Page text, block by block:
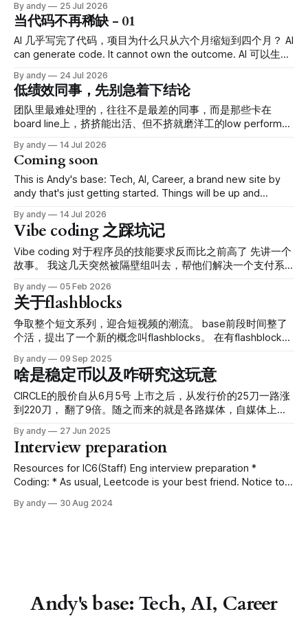
打开
几乎写完了代码，项目为什么只从六个月缩短到四个月？ 下
一篇：别再用更多 Ticket 衡量 AI Productivity 上一篇写到，
我们用 AI 做床位管理项目，AI 几乎取代了人工代码输出，但
项目周期只是从预计的六个月缩短到四个月。 Coding 快了很
把高速公路前半段拓宽到十条车道，却忘了后面的收费站还是
两个窗口。入口看起来特别繁荣，车都在往前冲，最后大家整
整齐齐堵在下游。 软件项目也一样。 AI 没有消灭瓶颈。它只
是非常高效地把瓶颈从“谁来写代码”，搬到了“
By andy 25 Jul 2026
当代码不再稀缺 - 01
AI 几乎写完了代码，项目为什么只从六个月缩短到四个月？ AI
can generate code. It cannot own the outcome. AI 可以生成
颈：Slop 正在吞掉团队的注意力 我们最近做了一个床位管理
项目。 按照过去的开发方式，团队估计大概需要六个月。这
一次，AI 几乎取代了人工代码输出，项目最后用了四个月。
四个月当然比六个月好。我也很高兴。 但这个结果有点别
出现同样幅度的压缩？剩下的时间去哪儿了？ 项目结束后回
头看，我们确认了几件事： * Implementation 明显变快； *
Code review 的绝对耗时增加； * QA 的绝对耗时增加； * 团
队投入了更多验证工作； * 最终返工和缺陷反而减少。 这些
By andy 24 Jul 2026
低绩效同事，先别急着下结论
团队里最难处理的，往往不是最差的同事，而是那些卡在
board line上，挤挤能出活、但不挤就磨洋工的low performer
就是：ownership 不行。问题是，这句话太空了，空到几乎没
法行动。 我更喜欢用一个简单的框架看这件事：先判断原
因，再调整支持，接着设观察期，最后做去留决定。 先判
断：到底是哪一类问题 low performance 不等于 low ability。
进、沟通都卡住。 * 不想做：知道怎么做，但投入不够。 * 做
错方向：很努力，但目标理解偏了。 * 岗位不匹配：人不差，
只是不适合这个角色。 比如： * 一个同事总是晚交，但每次
都能把问题讲清楚，可能是任务切太大了。 * 一个同事总返
By andy 14 Jul 2026
Coming soon
This is Andy's base: Tech, AI, Career, a brand new site by
andy that's just getting started. Things will be up and
if you'd like to stay up to date and receive emails when
By andy 14 Jul 2026
Vibe coding 之踩坑记
Vibe coding 对于程序员的技能要求反而比之前高了 先讲一个
故事。 我这几天突然被隔壁组叫去，帮他们解决一个支付系
所。一个机构下面可能有多个场所，然后机构可以统一管理下
属场所的账单，支付等等。这样就需要我们能在我们的支付系
统里面建立一个关系树，让父结点能看到子节点的账单，并支
付。 问题就出在这个关系树上。因为我们之前用过一个另外
的。 这个老系统给每个客户创建了一个独特的id，但是这个id
和我们内部使用的id 并不一致，所以我们需要自己把客户的id
和他们的支付账户连接起来。然而： * 新的支付系统只支持固
定的一些属性进行搜索。所以之前做这个项目的工程师A耍了
个小聪明，用客户的last-name 属性存储了我们的id * 第一个
雷：用户的last-name是可以由用户自行修改的。如果他们修
改了，我们的对应关系就乱套了。 * 但是这个id A存错了，应
该存储机构的id，A存成了下属场所的
By andy 05 Feb 2026
关于flashblocks
争取整个短文系列，迎合短视频的潮流。 base前段时间整了
个活，提出了一个新的概念叫flashblocks。 在有flashblocks
块的任何状态和信息；要么就是这个区块已经存在了，它的状
态是不可变的，拿到就是最终区块。base链每2秒产生一个新
的区块，即任何的交易需要2秒钟才能确认。 如下图，区块A
生成之后，2秒内用户只能看到区块A，直到区块B生成。
正在打包的区块每200ms更新一次状态，直到10次更新之后，
正在打包的区块变成一个完整的区块。 如下图，区块A打包
200ms后，用户可以立刻看到区块B的状态0. 再200ms后，可
以看到区块B的状态1，直到区块B的状态9，然后区块B稳定，
开始生成区块C的状态1。 flashblocks的好处是什么呢？它可
以在一个区块完全打包好之前，让用户提前知道自己的交易是
By andy 09 Sep 2025
啥是稳定币以及咋研究这玩意
CIRCLE的股价自从6月5号 上市之后，从发行价的25刀一路涨
到220刀， 翻了9倍。随之而来的就是各路媒体，自媒体上的
稳定”，“CLEAR法案又是啥”。 作为一个从2024年开始在币圈
边缘讨口子的菜鸟，希望能通过这篇文章给大家一个扫盲。
开天辟地之比特币 2009年，有个叫中本聪的哥们，由于各种
原因，提出了比特币这个概念。比特币当时集合了几种很玄乎
易 * 没有传统的账号密码系统。通过密码学，任何人只要能证
账户全是匿名的，方便搞一些见不得台面的东西。 于是在各
方利益相关推动之下，比特币居然真的成为了共识货币。这里
By andy 27 Jun 2025
Interview preparation
Resources for IC6(Staff) Eng interview preparation *
Coding: * As usual, Leetcode is your best friend. Notice to
medium is sufficient. * ^ time your coding. Companies like
By andy 30 Aug 2024
Andy's base: Tech, AI, Career